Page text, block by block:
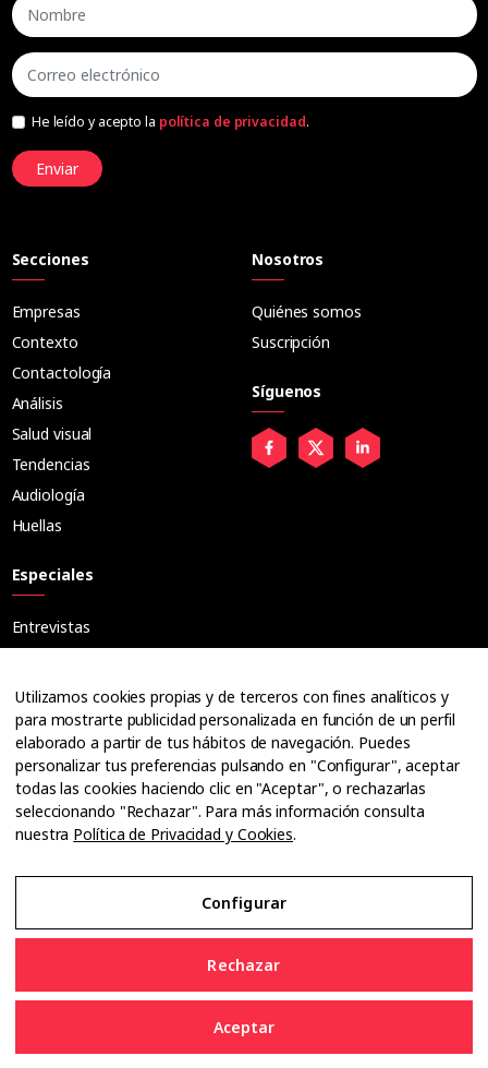
He leído y acepto la política de privacidad.
Enviar
Secciones
Empresas
Contexto
Contactología
Análisis
Salud visual
Tendencias
Audiología
Huellas
Especiales
Entrevistas
Ópticos
Cuadernos
Guías
Dossier
Anuarios
Ofertas de empleo
Nosotros
Quiénes somos
Suscripción
Síguenos
Utilizamos cookies propias y de terceros con fines analíticos y
para mostrarte publicidad personalizada en función de un perfil
elaborado a partir de tus hábitos de navegación. Puedes
personalizar tus preferencias pulsando en "Configurar", aceptar
todas las cookies haciendo clic en "Aceptar", o rechazarlas
seleccionando "Rechazar". Para más información consulta
nuestra Política de Privacidad y Cookies.
Configurar
Rechazar
Aceptar
Aviso Legal
Política de Privacidad y Cookies
Configurar